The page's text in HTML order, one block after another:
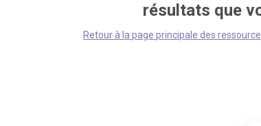
résultats que
Retour à la page principale des